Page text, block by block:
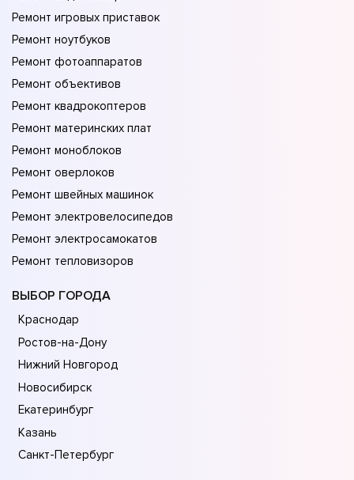
Ремонт игровых приставок
Ремонт ноутбуков
Ремонт фотоаппаратов
Ремонт объективов
Ремонт квадрокоптеров
Ремонт материнских плат
Ремонт моноблоков
Ремонт оверлоков
Ремонт швейных машинок
Ремонт электровелосипедов
Ремонт электросамокатов
Ремонт тепловизоров
ВЫБОР ГОРОДА
Краснодар
Ростов-на-Дону
Нижний Новгород
Новосибирск
Екатеринбург
Казань
Санкт-Петербург